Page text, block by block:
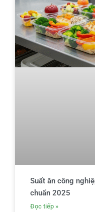
Suất ăn công
chuẩn 2025
Đọc tiếp »